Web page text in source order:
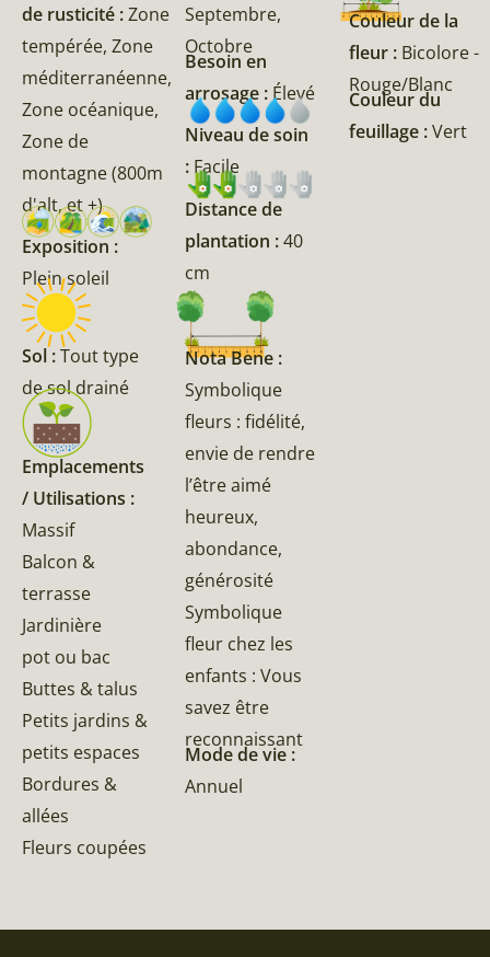
de rusticité :Zone
tempérée, Zone
méditerranéenne,
Zone océanique,
Zone de
montagne (800m
d'alt, et +)
Exposition :
Plein soleil
Sol :Tout type
de sol drainé
Emplacements
/ Utilisations :
Massif
Balcon &
terrasse
Jardinière
pot ou bac
Buttes & talus
Petits jardins &
petits espaces
Bordures &
allées
Fleurs coupées
Septembre,
Octobre
Besoin en
arrosage :Élevé
Niveau de soin
: Facile
Distance de
plantation :40
cm
Nota Bene :
Symbolique
fleurs : fidélité,
envie de rendre
l’être aimé
heureux,
abondance,
générosité
Symbolique
fleur chez les
enfants : Vous
savez être
reconnaissant
Mode de vie :
Annuel
Couleur de la
fleur : Bicolore -
Rouge/Blanc
Couleur du
feuillage :Vert